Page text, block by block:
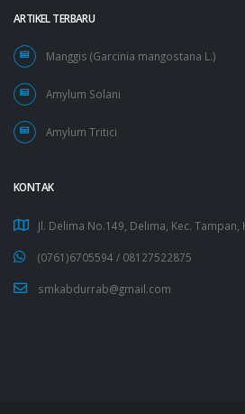
ARTIKEL TERBARU
Manggis (Garcinia mangostana L.)
Amylum Solani
Amylum Tritici
KONTAK
Jl. Delima No.149, Delima, Kec.
(0761)6705594 / 08127522875
smkabdurrab@gmail.com